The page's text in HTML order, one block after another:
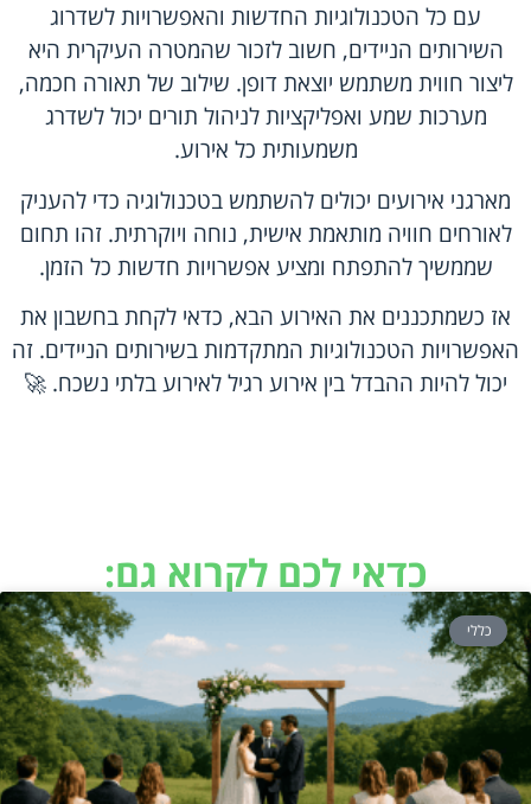
עם כל הטכנולוגיות החדשות והאפשרויות לשדרוג
השירותים הניידים, חשוב לזכור שהמטרה העיקרית היא
ליצור חווית משתמש יוצאת דופן. שילוב של תאורה חכמה,
מערכות שמע ואפליקציות לניהול תורים יכול לשדרג
משמעותית כל אירוע.
מארגני אירועים יכולים להשתמש בטכנולוגיה כדי להעניק
לאורחים חוויה מותאמת אישית, נוחה ויוקרתית. זהו תחום
שממשיך להתפתח ומציע אפשרויות חדשות כל הזמן.
אז כשמתכננים את האירוע הבא, כדאי לקחת בחשבון את
האפשרויות הטכנולוגיות המתקדמות בשירותים הניידים. זה
יכול להיות ההבדל בין אירוע רגיל לאירוע בלתי נשכח. 🚀
כדאי לכם לקרוא גם:
כללי